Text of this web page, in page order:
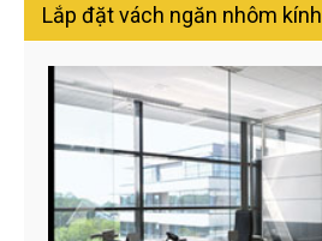
Lắp đặt vách ngăn nhôm kính